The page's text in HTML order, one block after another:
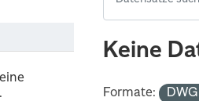
Keine
Formate: